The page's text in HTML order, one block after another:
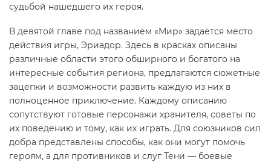
судьбой нашедшего их героя.
В девятой главе под названием «Мир» задаётся место
действия игры, Эриадор. Здесь в красках описаны
различные области этого обширного и богатого на
интересные события региона, предлагаются сюжетные
зацепки и возможности развить каждую из них в
полноценное приключение. Каждому описанию
сопутствуют готовые персонажи хранителя, советы по
их поведению и тому, как их играть. Для союзников сил
добра представлены способы, как они могут помочь
героям, а для противников и слуг Тени — боевые